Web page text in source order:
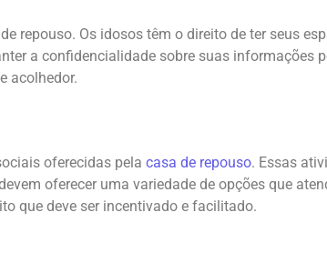
repouso. Os idosos têm o direito de ter seus
a confidencialidade sobre suas
acolhedor.
oferecidas pela casa de repouso. Essas
oferecer uma variedade de opções que
que deve ser incentivado e facilitado.